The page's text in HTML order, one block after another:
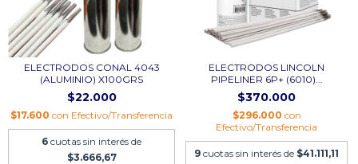
ELECTRODOS CONAL 4043
(ALUMINIO) X100GRS
$22.000
$17.600 con Efectivo/Transferencia
6 cuotas sin interés de
$3.666,67
ELECTRODOS LINCOLN
PIPELINER 6P+ (6010)...
$370.000
$296.000 con
Efectivo/Transferencia
9 cuotas sin interés de $41.111,11